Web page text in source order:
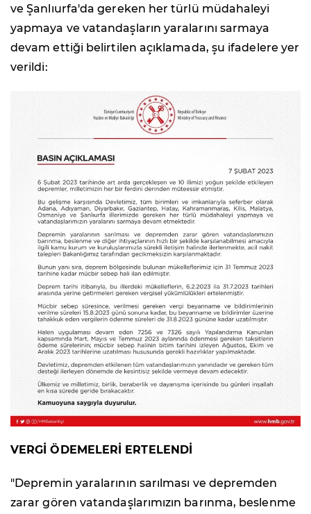
ve Şanlıurfa'da gereken her türlü müdahaleyi
yapmaya ve vatandaşların yaralarını sarmaya
devam ettiği belirtilen açıklamada, şu ifadelere yer
verildi:
VERGİ ÖDEMELERİ ERTELENDİ
"Depremin yaralarının sarılması ve depremden
zarar gören vatandaşlarımızın barınma, beslenme